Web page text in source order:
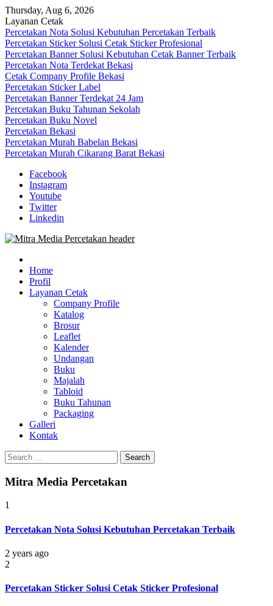
Skip
to
content
Thursday, Aug 6, 2026
Layanan Cetak
Percetakan Nota Solusi Kebutuhan Percetakan Terbaik
Percetakan Sticker Solusi Cetak Sticker Profesional
Percetakan Banner Solusi Kebutuhan Cetak Banner Terbaik
Percetakan Nota Terdekat Bekasi
Cetak Company Profile Bekasi
Percetakan Sticker Label
Percetakan Banner Terdekat 24 Jam
Percetakan Buku Tahunan Sekolah
Percetakan Buku Novel
Percetakan Bekasi
Percetakan Murah Babelan Bekasi
Percetakan Murah Cikarang Barat Bekasi
Facebook
Instagram
Youtube
Twitter
Linkedin
Mitra Media Percetakan Bekasi
0813-1670-6191
0813-1670-6191 (Call/WA) Perusahaan Tempat Alamat Jasa Pusat
Percetakan Bekasi Barat Timur Utara Selatan Murah 24 Jam
Home
Profil
Layanan Cetak
Company Profile
Katalog
Brosur
Leaflet
Kalender
Undangan
Buku
Majalah
Tabloid
Buku Tahunan
Packaging
Galleri
Kontak
Search
for:
Mitra Media Percetakan
1
Percetakan Nota Solusi Kebutuhan Percetakan Terbaik
2 years ago
2
Percetakan Sticker Solusi Cetak Sticker Profesional